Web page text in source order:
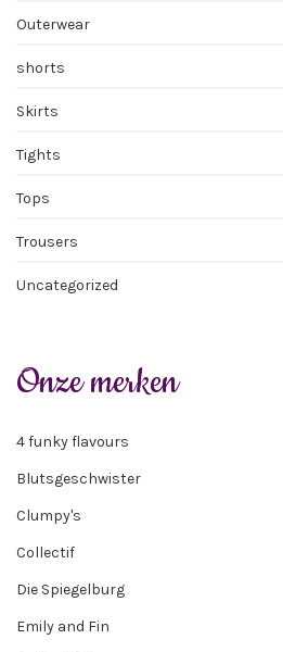
Outerwear
shorts
Skirts
Tights
Tops
Trousers
Uncategorized
Onze merken
4 funky flavours
Blutsgeschwister
Clumpy's
Collectif
Die Spiegelburg
Emily and Fin